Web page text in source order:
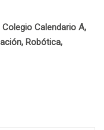
Colegio Calendario A,
, Robótica,